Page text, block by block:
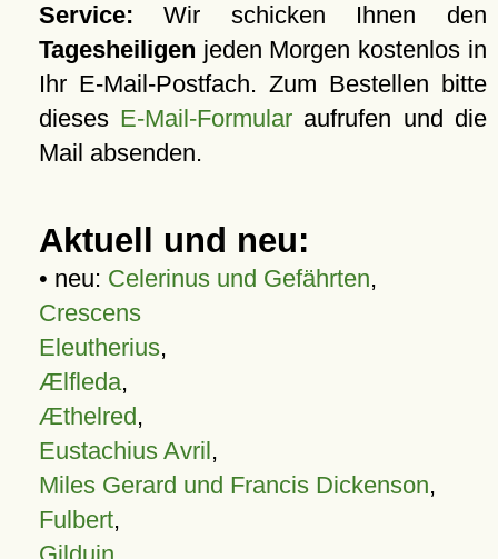
Service: Wir schicken Ihnen den
Tagesheiligen jeden Morgen kostenlos in
Ihr E-Mail-Postfach. Zum Bestellen bitte
dieses E-Mail-Formular aufrufen und die
Mail absenden.
Aktuell und neu:
• neu: Celerinus und Gefährten,
Crescens
Eleutherius,
Ælfleda,
Æthelred,
Eustachius Avril,
Miles Gerard und Francis Dickenson,
Fulbert,